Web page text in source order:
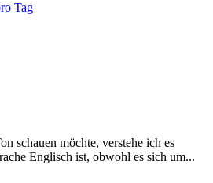
Tag
schauen möchte, verstehe ich es
Englisch ist, obwohl es sich um...